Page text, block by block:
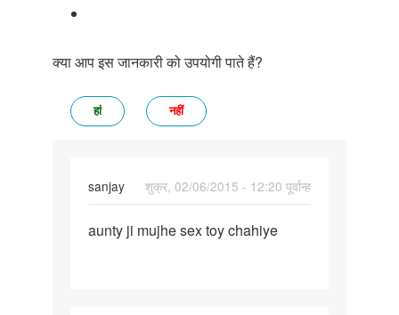
क्या आप इस जानकारी को उपयोगी पाते हैं?
हां नहीं
sanjay
शुक्र, 02/06/2015 - 12:20 पूर्वान्ह
aunty
aunty ji mujhe sex toy chahiye